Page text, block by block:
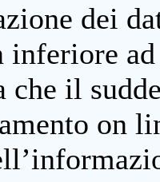
dei
inferiore
che il
on